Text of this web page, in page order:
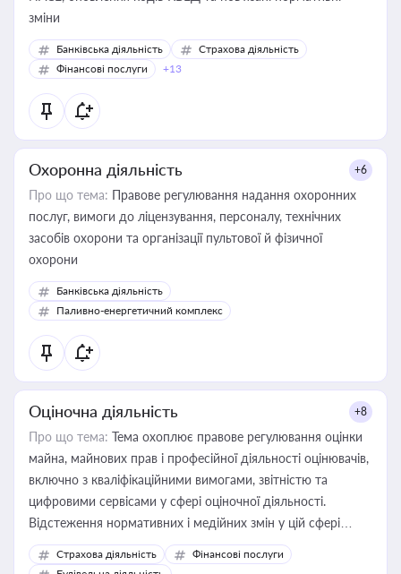
зміни
Банківська діяльність
Страхова діяльність
Фінансові послуги
+13
Охоронна діяльність +6
Про що тема: Правове регулювання надання охоронних
послуг, вимоги до ліцензування, персоналу, технічних
засобів охорони та організації пультової й фізичної
охорони
Банківська діяльність
Паливно-енергетичний комплекс
Оціночна діяльність +8
Про що тема: Тема охоплює правове регулювання оцінки
майна, майнових прав і професійної діяльності оцінювачів,
включно з кваліфікаційними вимогами, звітністю та
цифровими сервісами у сфері оціночної діяльності.
Відстеження нормативних і медійних змін у цій сфері
корисне для власника бізнесу, керівника, юриста або
бухгалтера під час оподаткування, приватизації, оренди
Страхова діяльність
Фінансові послуги